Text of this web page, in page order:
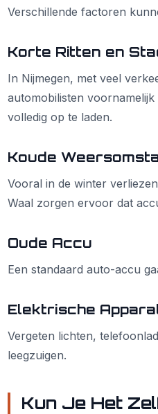
Verschillende factoren
Korte Ritten en
In Nijmegen, met veel
automobilisten
volledig op te laden.
Koude
Vooral in de winter
Waal zorgen ervoor dat
Oude Accu
Een standaard auto-accu
Elektrische
Vergeten lichten,
leegzuigen.
Kun Je Het